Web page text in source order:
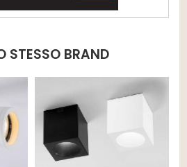
STESSO BRAND